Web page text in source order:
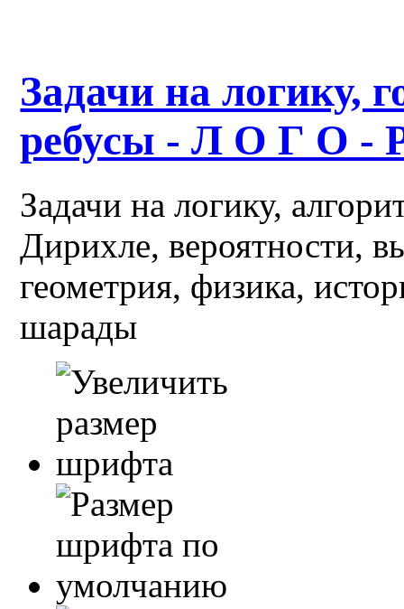
Задачи на логику,
ребусы - Л О Г О -
Задачи на логику,
Дирихле, вероятности,
геометрия, физика,
шарады